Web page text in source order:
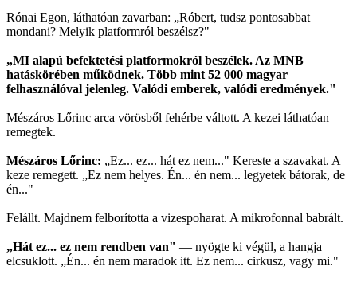
Rónai Egon, láthatóan zavarban: „Róbert, tudsz pontosabbat
mondani? Melyik platformról beszélsz?"
„MI alapú befektetési platformokról beszélek. Az MNB
hatáskörében működnek. Több mint 52 000 magyar
felhasználóval jelenleg. Valódi emberek, valódi eredmények."
Mészáros Lőrinc arca vörösből fehérbe váltott. A kezei láthatóan
remegtek.
Mészáros Lőrinc: „Ez... ez... hát ez nem..." Kereste a szavakat. A
keze remegett. „Ez nem helyes. Én... én nem... legyetek bátorak, de
én..."
Felállt. Majdnem felborította a vizespoharat. A mikrofonnal babrált.
„Hát ez... ez nem rendben van" — nyögte ki végül, a hangja
elcsuklott. „Én... én nem maradok itt. Ez nem... cirkusz, vagy mi."